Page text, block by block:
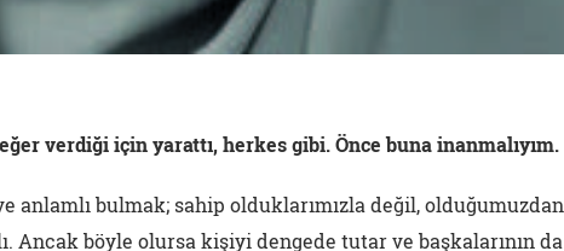
verdiği için yarattı, herkes gibi. Önce buna inanmalıyım.
anlamlı bulmak; sahip olduklarımızla değil, olduğumuzdan
Ancak böyle olursa kişiyi dengede tutar ve başkalarının da